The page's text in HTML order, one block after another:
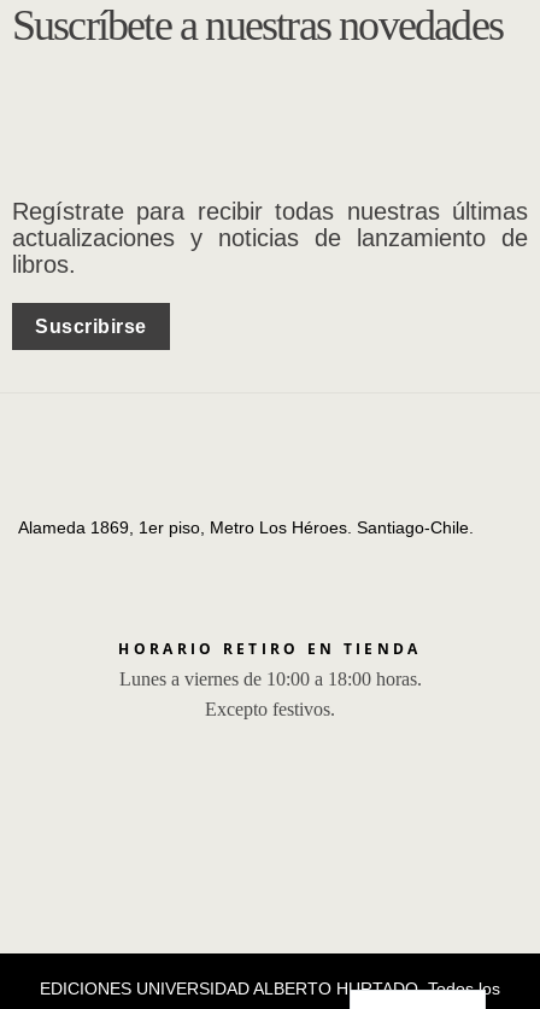
Suscríbete a nuestras novedades
Regístrate para recibir todas nuestras últimas
actualizaciones y noticias de lanzamiento de
libros.
Suscribirse
Alameda 1869, 1er piso, Metro Los Héroes. Santiago-Chile.
HORARIO RETIRO EN TIENDA
Lunes a viernes de 10:00 a 18:00 horas.
Excepto festivos.
EDICIONES UNIVERSIDAD ALBERTO HURTADO, Todos los